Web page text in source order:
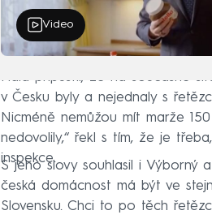
Video
Fiala připustil, že na současné
v Česku byly a nejednaly s
Nicméně nemůžou mít marže
nedovolily,“ řekl s tím, že je
inspekce.
S jeho slovy souhlasil i Výborný
česká domácnost má být ve
Slovensku. Chci to po těch